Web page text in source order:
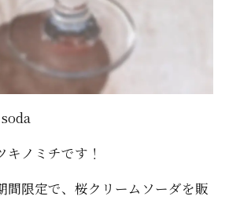
キノミチです！
間限定で、桜クリームソーダを販